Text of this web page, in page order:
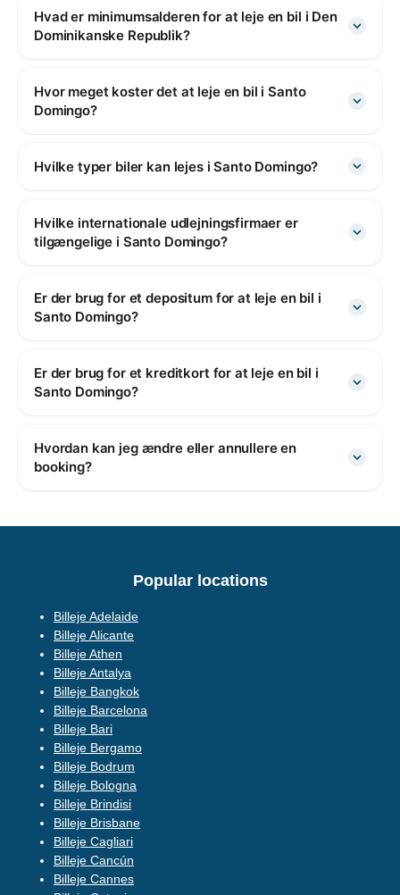
Hvad er minimumsalderen for at leje en bil i Den
Dominikanske Republik?
Hvor meget koster det at leje en bil i Santo
Domingo?
Hvilke typer biler kan lejes i Santo Domingo?
Hvilke internationale udlejningsfirmaer er
tilgængelige i Santo Domingo?
Er der brug for et depositum for at leje en bil i
Santo Domingo?
Er der brug for et kreditkort for at leje en bil i
Santo Domingo?
Hvordan kan jeg ændre eller annullere en
booking?
Popular locations
Billeje Adelaide
Billeje Alicante
Billeje Athen
Billeje Antalya
Billeje Bangkok
Billeje Barcelona
Billeje Bari
Billeje Bergamo
Billeje Bodrum
Billeje Bologna
Billeje Brindisi
Billeje Brisbane
Billeje Cagliari
Billeje Cancún
Billeje Cannes